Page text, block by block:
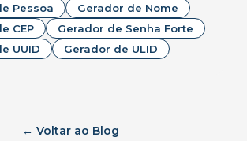
Pessoa
Gerador de Nome
CEP
Gerador de Senha Forte
UUID
Gerador de ULID
← Voltar ao Blog